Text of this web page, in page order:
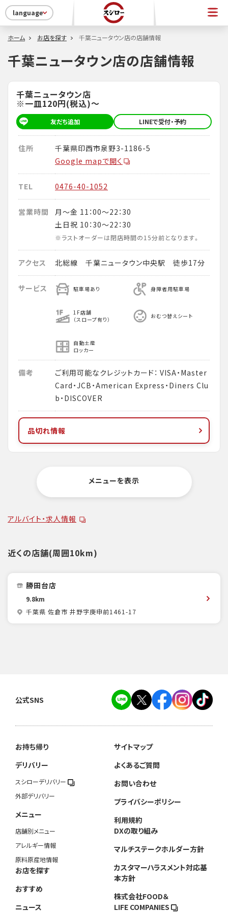
language
ホーム お店を探す 千葉ニュータウン店の店舗情報
千葉ニュータウン店の店舗情報
千葉ニュータウン店
※一皿120円(税込)～
友だち追加 LINEで受付・予約
住所
千葉県印西市泉野3-1186-5
Google mapで開く
TEL 0476-40-1052
営業時間
月～金 11：00～22：30
土日祝 10：30～22：30
※ラストオーダーは閉店時間の15分前となります。
アクセス 北総線 千葉ニュータウン中央駅 徒歩17分
サービス 駐車場あり 身障者用駐車場
1F店舗
（スロープ有り）
おむつ替えシート
自動土産
ロッカー
備考
ご利用可能なクレジットカード： VISA・Master
Card・JCB・American Express・Diners Clu
b・DISCOVER
品切れ情報
メニューを表示
アルバイト・求人情報
近くの店舗(周囲10km)
勝田台店
9.8km
千葉県 佐倉市 井野字庚申前1461-17
公式SNS
お持ち帰り
デリバリー
スシローデリバリー
外部デリバリー
メニュー
店舗別メニュー
アレルギー情報
原料原産地情報
お店を探す
おすすめ
ニュース
サイトマップ
よくあるご質問
お問い合わせ
プライバシーポリシー
利用規約
DXの取り組み
マルチステークホルダー方針
カスタマーハラスメント対応基
本方針
株式会社FOOD＆
LIFE COMPANIES